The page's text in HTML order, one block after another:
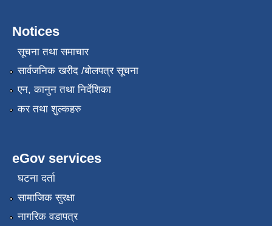
Notices
सूचना तथा समाचार
सार्वजनिक खरीद /बोलपत्र सूचना
एन, कानुन तथा निर्देशिका
कर तथा शुल्कहरु
eGov services
घटना दर्ता
सामाजिक सुरक्षा
नागरिक वडापत्र